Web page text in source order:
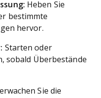
Heben Sie
bestimmte
hervor.
Starten oder
sobald Überbestände
Sie die